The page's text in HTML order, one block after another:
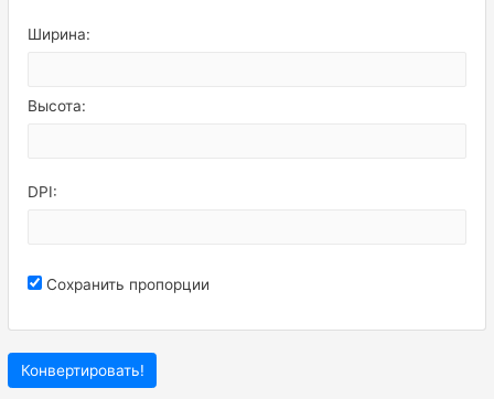
Ширина:
Высота:
DPI:
Сохранить пропорции
Конвертировать!